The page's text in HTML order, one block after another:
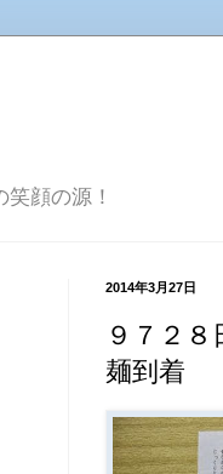
顔の源！
2014年3月27日
９７２
麺到着